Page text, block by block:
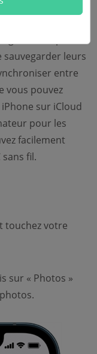
leurs
entre
vous pouvez
sur iCloud
pour les
facilement
fil.
touchez votre
sur « Photos »